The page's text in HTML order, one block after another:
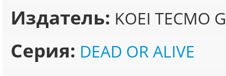
Издатель: KOEI TECMO
Серия: DEAD OR ALIVE